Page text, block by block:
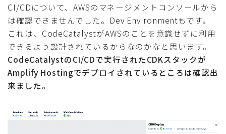
CI/CDについて、AWSのマネージメントコンソールから
は確認できませんでした。Dev Environmentもです。
これは、CodeCatalystがAWSのことを意識せずに利用
できるよう設計されているからなのかなと思います。
CodeCatalystのCI/CDで実行されたCDKスタックが
Amplify Hostingでデプロイされているところは確認出
来ました。